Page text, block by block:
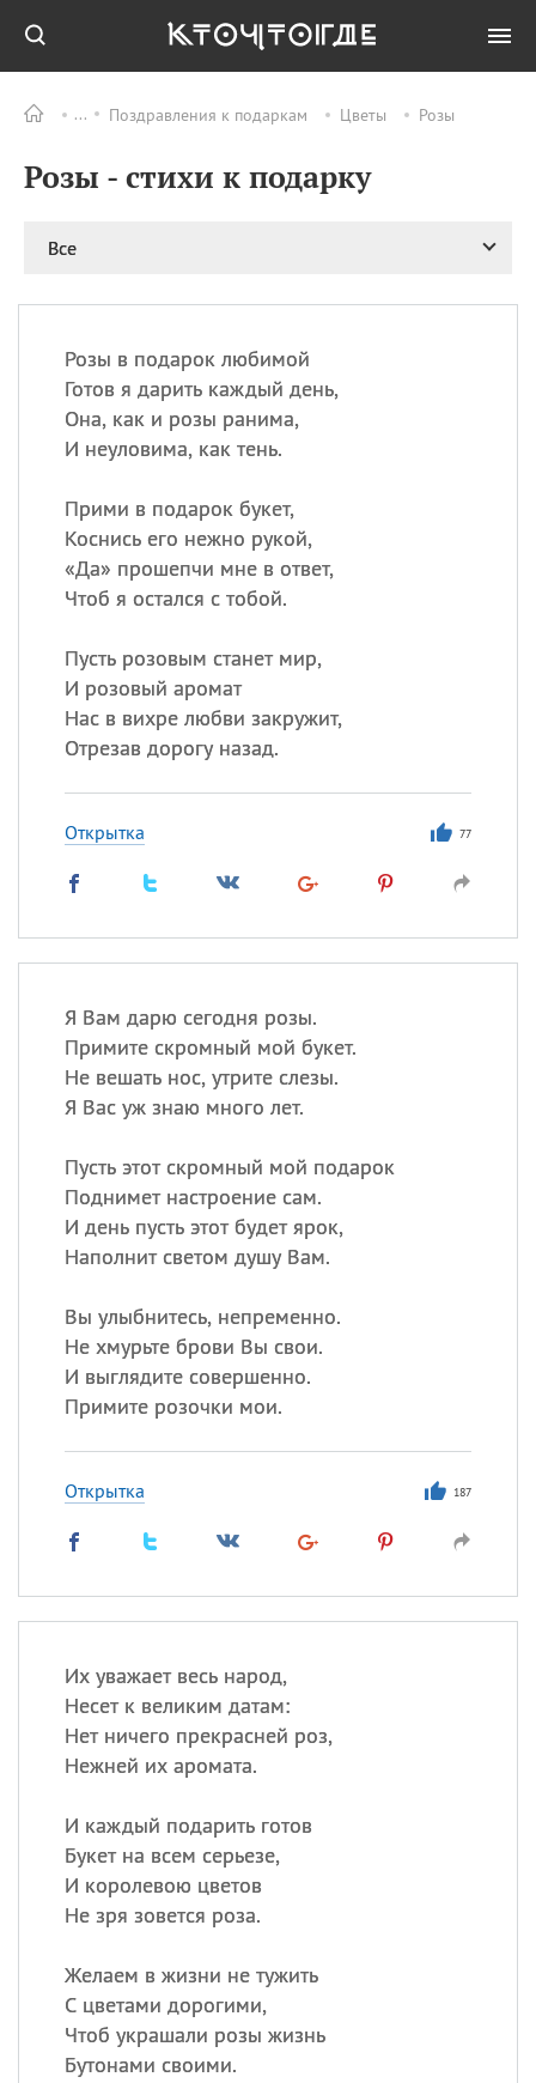
Поздравления к подаркам Цветы Розы
Розы - стихи к подарку
Все
Розы в подарок любимой
Готов я дарить каждый день,
Она, как и розы ранима,
И неуловима, как тень.
Прими в подарок букет,
Коснись его нежно рукой,
«Да» прошепчи мне в ответ,
Чтоб я остался с тобой.
Пусть розовым станет мир,
И розовый аромат
Нас в вихре любви закружит,
Отрезав дорогу назад.
Открытка 77
Я Вам дарю сегодня розы.
Примите скромный мой букет.
Не вешать нос, утрите слезы.
Я Вас уж знаю много лет.
Пусть этот скромный мой подарок
Поднимет настроение сам.
И день пусть этот будет ярок,
Наполнит светом душу Вам.
Вы улыбнитесь, непременно.
Не хмурьте брови Вы свои.
И выглядите совершенно.
Примите розочки мои.
Открытка 187
Их уважает весь народ,
Несет к великим датам:
Нет ничего прекрасней роз,
Нежней их аромата.
И каждый подарить готов
Букет на всем серьезе,
И королевою цветов
Не зря зовется роза.
Желаем в жизни не тужить
С цветами дорогими,
Чтоб украшали розы жизнь
Бутонами своими.
ПРАЗДНИКИ Все
06.08 Преображение
Господне у западных
Бориса и Глеба, во
Романа и Давида
07.08 День ассирийских
07.08
07.08
ИМЕНА
Сегодня празднуют именины
Анатолий
Посмотреть значение